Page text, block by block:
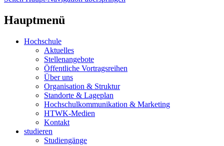
Hauptmenü
Hochschule
Aktuelles
Stellenangebote
Öffentliche Vortragsreihen
Über uns
Organisation & Struktur
Standorte & Lageplan
Hochschulkommunikation & Marketing
HTWK-Medien
Kontakt
studieren
Studiengänge